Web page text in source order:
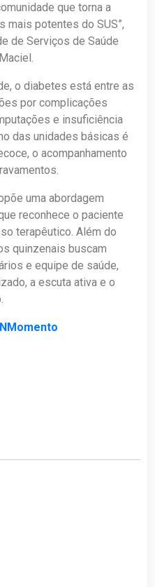
que torna a
mais potentes do SUS”,
de Serviços de Saúde
o diabetes está entre as
por complicações
e insuficiência
das unidades básicas é
o acompanhamento
uma abordagem
reconhece o paciente
terapêutico. Além do
quinzenais buscam
e equipe de saúde,
a escuta ativa e o